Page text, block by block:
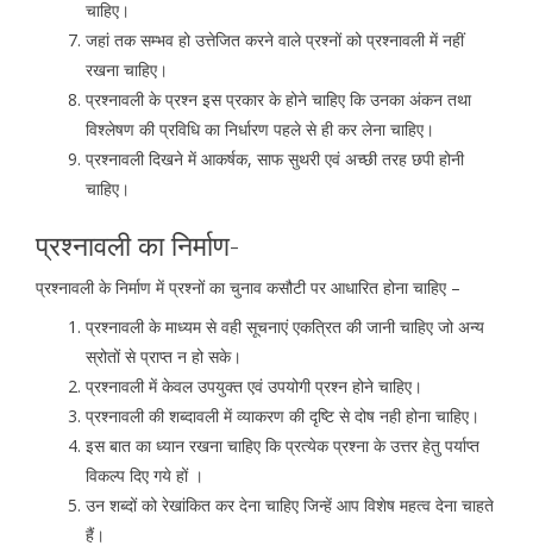
चाहिए।
जहां तक सम्भव हो उत्तेजित करने वाले प्रश्नों को प्रश्नावली में नहीं
रखना चाहिए।
प्रश्नावली के प्रश्न इस प्रकार के होने चाहिए कि उनका अंकन तथा
विश्लेषण की प्रविधि का निर्धारण पहले से ही कर लेना चाहिए।
प्रश्नावली दिखने में आकर्षक, साफ सुथरी एवं अच्छी तरह छपी होनी
चाहिए।
प्रश्नावली का निर्माण-
प्रश्नावली के निर्माण में प्रश्नों का चुनाव कसौटी पर आधारित होना चाहिए –
प्रश्नावली के माध्यम से वही सूचनाएं एकत्रित की जानी चाहिए जो अन्य
स्रोतों से प्राप्त न हो सके।
प्रश्नावली में केवल उपयुक्त एवं उपयोगी प्रश्न होने चाहिए।
प्रश्नावली की शब्दावली में व्याकरण की दृष्टि से दोष नही होना चाहिए।
इस बात का ध्यान रखना चाहिए कि प्रत्येक प्रश्ना के उत्तर हेतु पर्याप्त
विकल्प दिए गये हों ।
उन शब्दों को रेखांकित कर देना चाहिए जिन्हें आप विशेष महत्व देना चाहते
हैं।